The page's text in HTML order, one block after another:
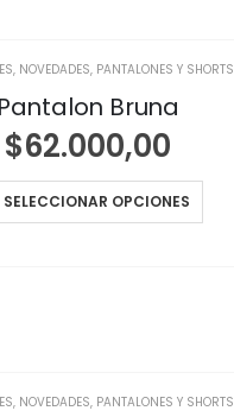
, NOVEDADES, PANTALONES Y SHORTS
Pantalon Bruna
$62.000,00
SELECCIONAR OPCIONES
, NOVEDADES, PANTALONES Y SHORTS